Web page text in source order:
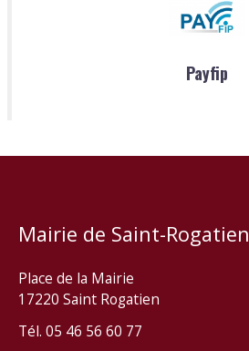
Payfip
Mairie de Saint-Rogatien
Place de la Mairie
17220 Saint Rogatien
Tél. 05 46 56 60 77